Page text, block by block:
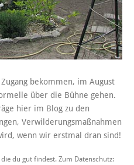
bekommen, im August
über die Bühne gehen.
hier im Blog zu den
Verwilderungsmaßnahmen
wenn wir erstmal dran sind!
du gut findest. Zum Datenschutz: